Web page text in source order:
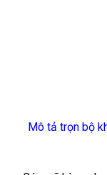
Mô tả trọn bộ